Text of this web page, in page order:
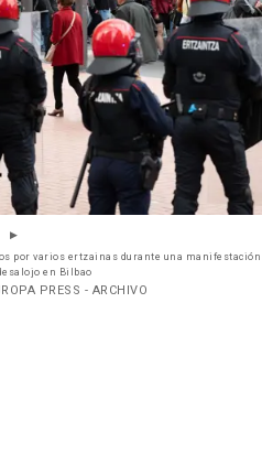
por varios ertzainas durante una manifestación
en Bilbao
PRESS - ARCHIVO